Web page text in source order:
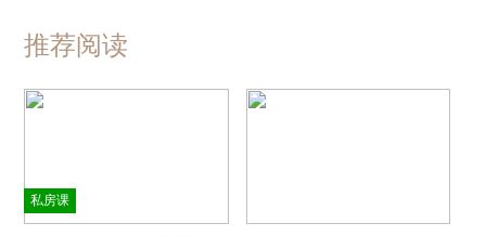
推荐阅读
私房课